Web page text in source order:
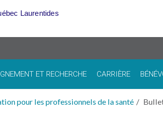
Laurentides
ET RECHERCHE CARRIÈRE
pour les professionnels de la santé